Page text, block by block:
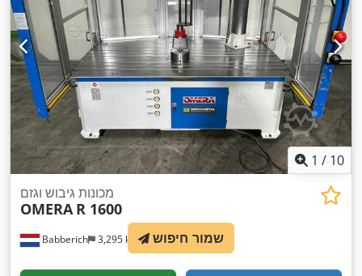
1 / 10
Babberich 3,295 km
מכונות גיבוש וגזם
OMERA R 1600
שמור חיפוש